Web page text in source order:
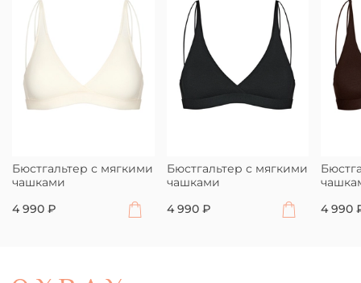
Бюстгальтер с мягкими
чашками
4 990 ₽
Бюстгальтер с мягкими
чашками
4 990 ₽
4 990